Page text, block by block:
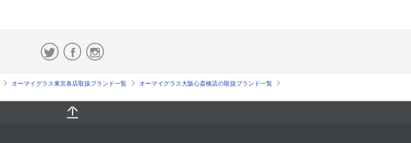
オーマイグラス東京各店取扱ブランド一覧
オーマイグラス大阪心斎橋店の取扱ブランド一覧